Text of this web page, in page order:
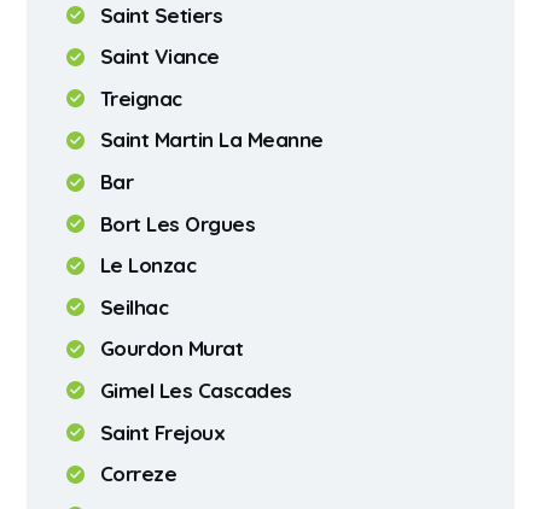
Saint Setiers
Saint Viance
Treignac
Saint Martin La Meanne
Bar
Bort Les Orgues
Le Lonzac
Seilhac
Gourdon Murat
Gimel Les Cascades
Saint Frejoux
Correze